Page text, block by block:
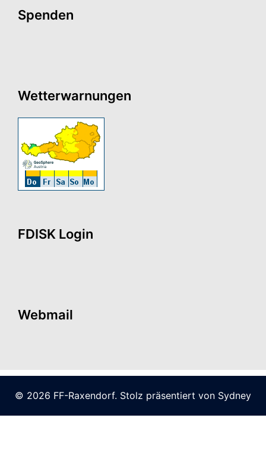
Spenden
Wetterwarnungen
FDISK Login
Webmail
© 2026 FF-Raxendorf. Stolz präsentiert von Sydney